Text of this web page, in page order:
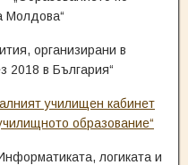
Молдова“
организирани в
2018 в България“
училищен кабинет
образование“
логиката и